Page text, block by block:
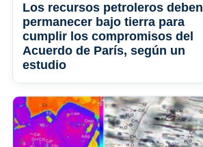
Los recursos petroleros deben
permanecer bajo tierra para
cumplir los compromisos del
Acuerdo de París, según un
estudio